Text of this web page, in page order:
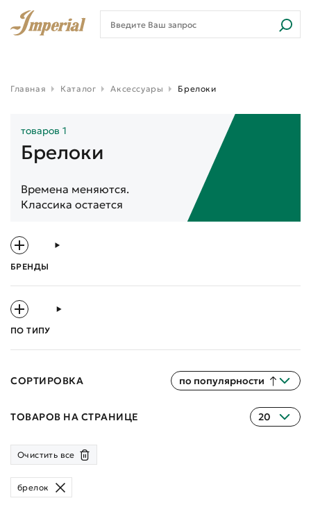
Главная Каталог Аксессуары Брелоки
товаров 1
Брелоки
Времена меняются.
Классика остается
БРЕНДЫ
ПО ТИПУ
СОРТИРОВКА по популярности
ТОВАРОВ НА СТРАНИЦЕ 20
Очистить все
брелок